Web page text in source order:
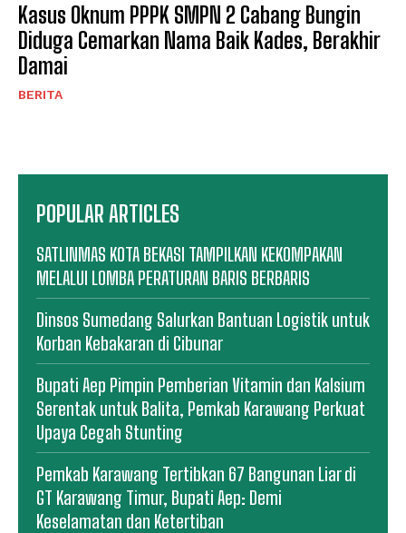
Kasus Oknum PPPK SMPN 2 Cabang Bungin
Diduga Cemarkan Nama Baik Kades, Berakhir
Damai
BERITA
POPULAR ARTICLES
SATLINMAS KOTA BEKASI TAMPILKAN KEKOMPAKAN
MELALUI LOMBA PERATURAN BARIS BERBARIS
Dinsos Sumedang Salurkan Bantuan Logistik untuk
Korban Kebakaran di Cibunar
Bupati Aep Pimpin Pemberian Vitamin dan Kalsium
Serentak untuk Balita, Pemkab Karawang Perkuat
Upaya Cegah Stunting
Pemkab Karawang Tertibkan 67 Bangunan Liar di
GT Karawang Timur, Bupati Aep: Demi
Keselamatan dan Ketertiban